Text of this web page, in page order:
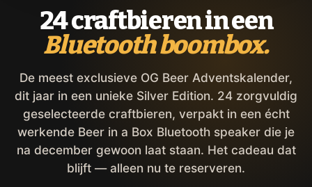
24 craftbieren in een
Bluetooth boombox.
De meest exclusieve OG Beer Adventskalender,
dit jaar in een unieke Silver Edition. 24 zorgvuldig
geselecteerde craftbieren, verpakt in een écht
werkende Beer in a Box Bluetooth speaker die je
na december gewoon laat staan. Het cadeau dat
blijft — alleen nu te reserveren.